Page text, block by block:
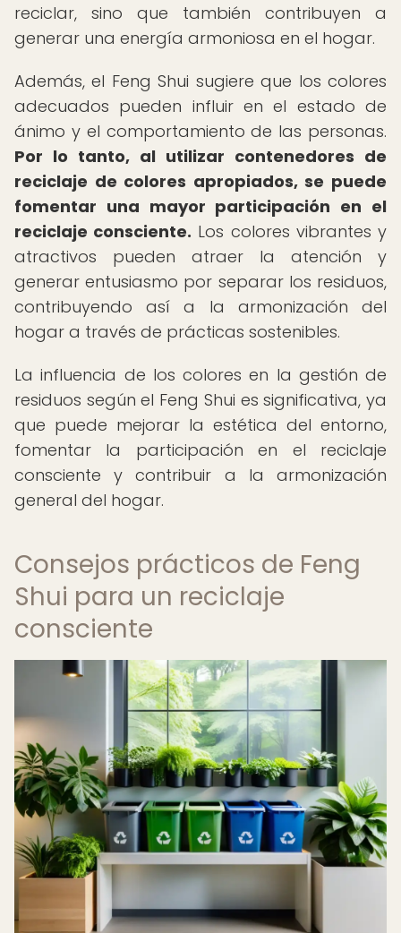
reciclar, sino que también contribuyen a
generar una energía armoniosa en el hogar.
Además, el Feng Shui sugiere que los colores
adecuados pueden influir en el estado de
ánimo y el comportamiento de las personas.
Por lo tanto, al utilizar contenedores de
reciclaje de colores apropiados, se puede
fomentar una mayor participación en el
reciclaje consciente. Los colores vibrantes y
atractivos pueden atraer la atención y
generar entusiasmo por separar los residuos,
contribuyendo así a la armonización del
hogar a través de prácticas sostenibles.
La influencia de los colores en la gestión de
residuos según el Feng Shui es significativa, ya
que puede mejorar la estética del entorno,
fomentar la participación en el reciclaje
consciente y contribuir a la armonización
general del hogar.
Consejos prácticos de Feng
Shui para un reciclaje
consciente